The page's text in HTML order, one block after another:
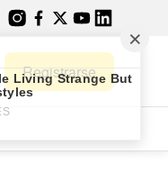
Registrarse